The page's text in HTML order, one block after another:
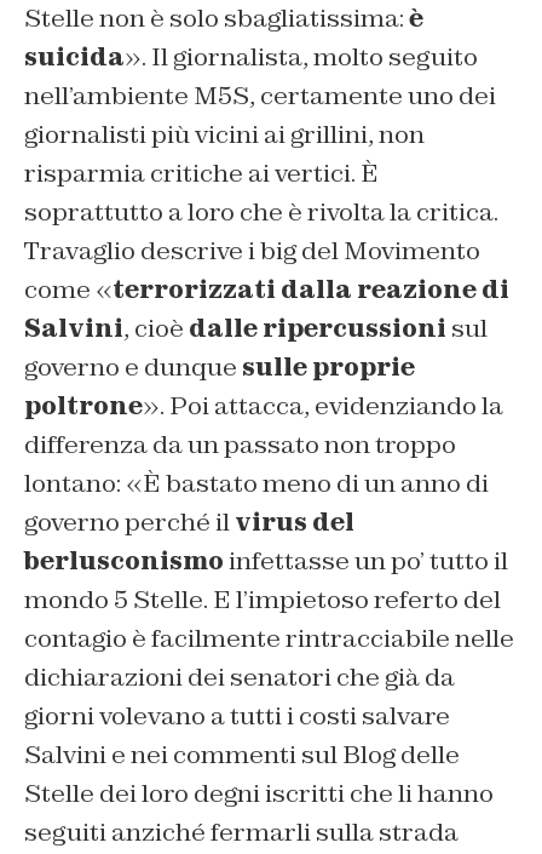
Stelle non è solo sbagliatissima:è
suicida». Il giornalista, molto seguito
nell’ambiente M5S, certamente uno dei
giornalisti più vicini ai grillini, non
risparmia critiche ai vertici. È
soprattutto a loro che è rivolta la critica.
Travaglio descrive i big del Movimento
come «terrorizzati dalla reazione di
Salvini, cioè dalle ripercussioni sul
governo e dunque sulle proprie
poltrone». Poi attacca, evidenziando la
differenza da un passato non troppo
lontano: «È bastato meno di un anno di
governo perché ilvirus del
berlusconismoinfettasse un po’ tutto il
mondo 5 Stelle. E l’impietoso referto del
contagio è facilmente rintracciabile nelle
dichiarazioni dei senatori che già da
giorni volevano a tutti i costi salvare
Salvini e nei commenti sul Blog delle
Stelle dei loro degni iscritti che li hanno
seguiti anziché fermarli sulla strada